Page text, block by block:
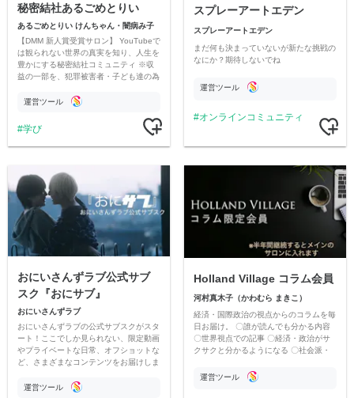
秘密結社あるごめとりい
あるごめとりい けんちゃん・闇病み子
【DMM 新人賞受賞サロン】 YouTubeで
は観られない世界の真実を知り、人生を
豊かにする秘密結社コミュニティ ※収
益の一部を、犯罪被害者・子ども達の為
す運営ツール
学び
スプレーアートエデン
スプレーアートエデン
まだ何も決まっていないが新たな挑戦の
なにか？期待しないでね
運営ツール
オンラインコミュニティ
おにいさんずラブ公式サブ
スク『おにサブ』
おにいさんずラブ
おにいさんずラブの公式サブスクがスタ
ート！ここでしか見られない、限定動画
やプライベートな日常、オフショットな
ど、さまざまなコンテンツをお届けしま
運営ツール
Holland Village コラム会員
河村真木子（かわむら まきこ）
経済・国際政治の視点からのコラムを毎
日お届け。 〇誰が読んでも分かる内容
〇世界視点での記事 〇経済・政治がサ
クサクと分かるようになる 〇社会派・
運営ツール